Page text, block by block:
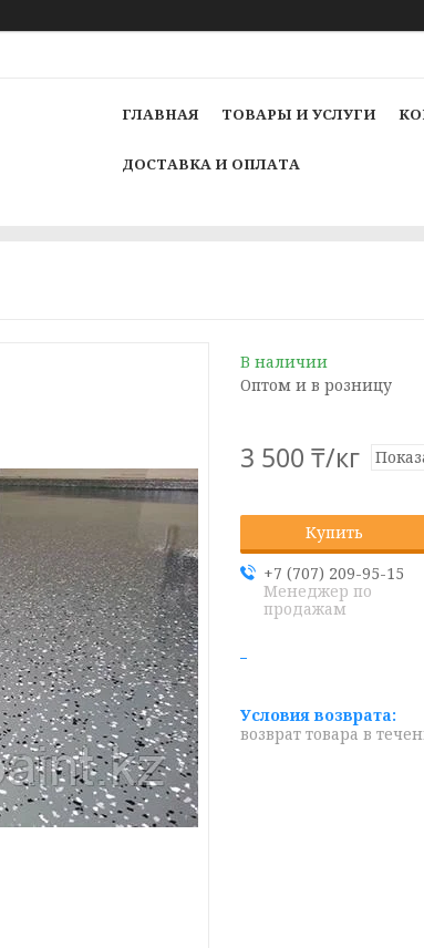
ГЛАВНАЯ ТОВАРЫ И УСЛУГИ
ДОСТАВКА И ОПЛАТА
В наличии
Оптом и в розницу
3 500 ₸/кг
Купить
+7 (707) 209-95-15
Менеджер по
продажам
возврат товара в